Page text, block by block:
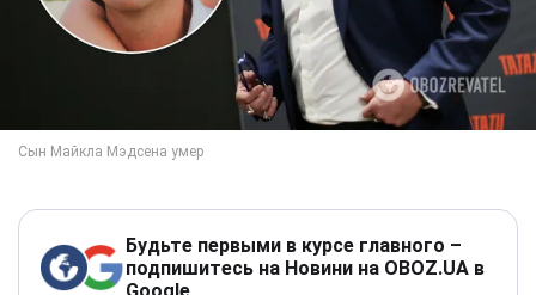
Будьте первыми в курсе главного –
подпишитесь на Новини на OBOZ.UA в
Google